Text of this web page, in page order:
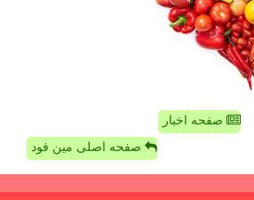
صفحه اخبار
صفحه اصلی مین فود